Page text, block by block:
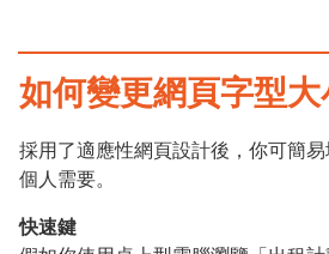
如何變更網頁字型大
採用了適應性網頁設計後，你可簡
個人需要。
快速鍵